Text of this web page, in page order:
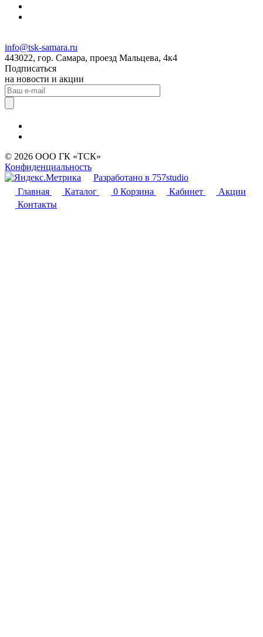
info@tsk-samara.ru
443022, гор. Самара, проезд Мальцева, 4к4
Подписаться
на новости и акции
© 2026 ООО ГК «ТСК»
Конфиденциальность
Разработано в 757studio
Главная
Каталог 0 Корзина Кабинет
Акции
Контакты